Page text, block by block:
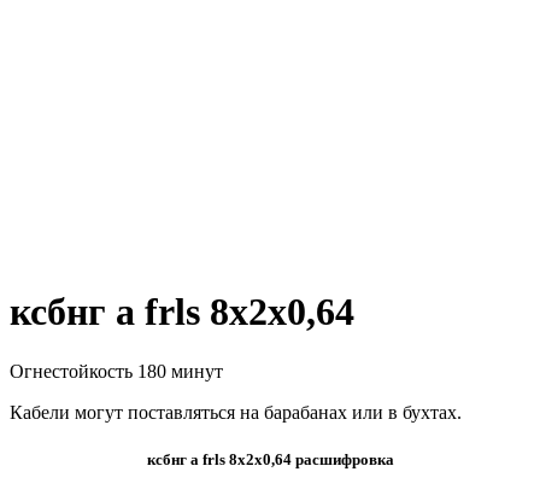
ксбнг а frls 8х2х0,64
Огнестойкость 180 минут
Кабели могут поставляться на барабанах или в бухтах.
ксбнг а frls 8х2х0,64 расшифровка